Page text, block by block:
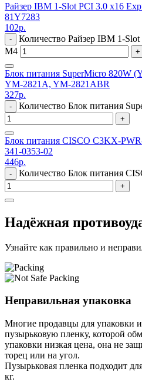
Райзер IBM 1-Slot PCI 3.0 x16
81Y7283
102р.
-
Количество Райзер IBM 1-
M4
+
Блок питания SuperMicro 820W
YM-2821A, YM-2821ABR
327р.
- Количество Блок питания
+
Блок питания CISCO C3KX-
341-0353-02
446р.
- Количество Блок питания
+
Надёжная
Узнайте как правильно и
Неправильная упаковка
Многие продавцы для упаковки
пузырьковую пленку, которой
упаковки низкая цена, она не
торец или на угол.
Пузырьковая пленка подходит
кг.